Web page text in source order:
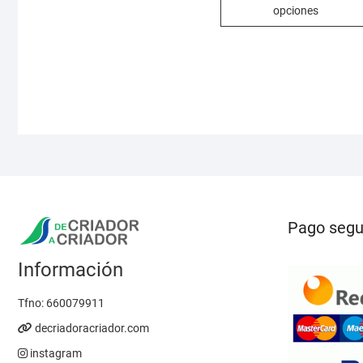
opciones
Información
Tfno: 660079911
decriadoracriador.com
instagram
Pago